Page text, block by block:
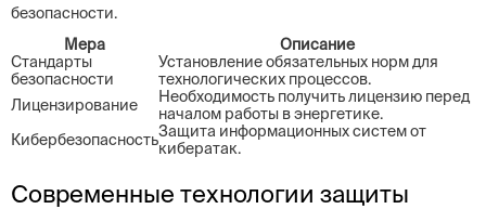
безопасности.
Мера
Описание
Стандарты
безопасности
Установление обязательных норм для
технологических процессов.
Лицензирование
Необходимость получить лицензию перед
началом работы в энергетике.
КибербезопасностьЗащита информационных систем от
кибератак.
Современные технологии защиты